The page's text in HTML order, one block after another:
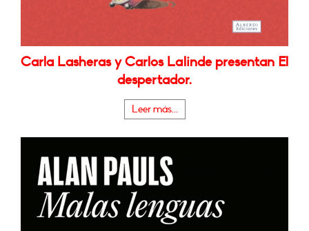
Carla Lasheras y Carlos Lalinde presentan El
despertador.
Leer más...